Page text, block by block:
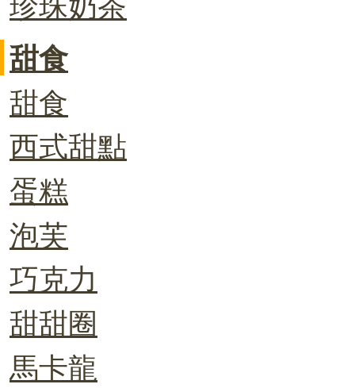
甜食
甜食
西式甜點
蛋糕
泡芙
巧克力
甜甜圈
馬卡龍